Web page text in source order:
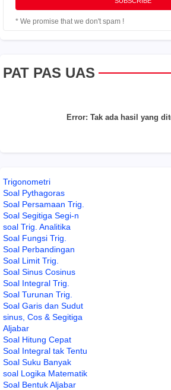
* We promise that we don't spam !
PAT PAS UAS
Error: Tak ada hasil yang
Trigonometri
Soal Pythagoras
Soal Persamaan Trig.
Soal Segitiga Segi-n
soal Trig. Analitika
Soal Fungsi Trig.
Soal Perbandingan
Soal Limit Trig.
Soal Sinus Cosinus
Soal Integral Trig.
Soal Turunan Trig.
Soal Garis dan Sudut
sinus, Cos & Segitiga
Aljabar
Soal Hitung Cepat
Soal Integral tak Tentu
Soal Suku Banyak
soal Logika Matematik
Soal Bentuk Aljabar